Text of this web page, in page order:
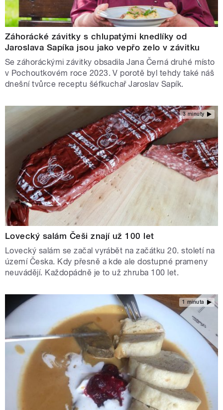
Záhorácké závitky s chlupatými knedlíky od
Jaroslava Sapíka jsou jako vepřo zelo v závitku
Se záhoráckými závitky obsadila Jana Černá druhé místo
v Pochoutkovém roce 2023. V porotě byl tehdy také náš
dnešní tvůrce receptu šéfkuchař Jaroslav Sapík.
3 minuty
Lovecký salám Češi znají už 100 let
Lovecký salám se začal vyrábět na začátku 20. století na
území Česka. Kdy přesně a kde ale dostupné prameny
neuvádějí. Každopádně je to už zhruba 100 let.
1 minuta